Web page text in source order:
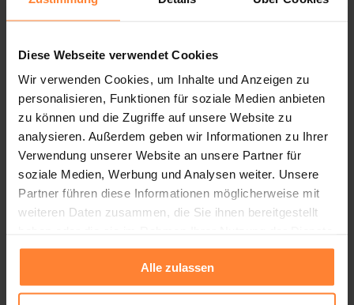
Diese Webseite verwendet Cookies
Wir verwenden Cookies, um Inhalte und Anzeigen zu
personalisieren, Funktionen für soziale Medien anbieten
zu können und die Zugriffe auf unsere Website zu
analysieren. Außerdem geben wir Informationen zu Ihrer
Verwendung unserer Website an unsere Partner für
soziale Medien, Werbung und Analysen weiter. Unsere
Partner führen diese Informationen möglicherweise mit
weiteren Daten zusammen, die Sie ihnen bereitgestellt
gesammelt haben.
Alle zulassen
ersten Eindruck verschaffen? Gibt es eine Karriere
Seite von Ihrem Unternehmen?
Falls nein, dann kennen Sie nun Ihre Hausaufgaben.
Lösung: Suchen Sie sich einen erfahrenen Partner,
der Sie dabei unterstützt, in Ihrer Region sichtbar zu
werden und als attraktiven Arbeitgeber zu
positionieren. Beginnen Sie damit Google Einträge
diese anständig zu betreuen und erstellen Sie eine
ordentliche Karriere Seite.